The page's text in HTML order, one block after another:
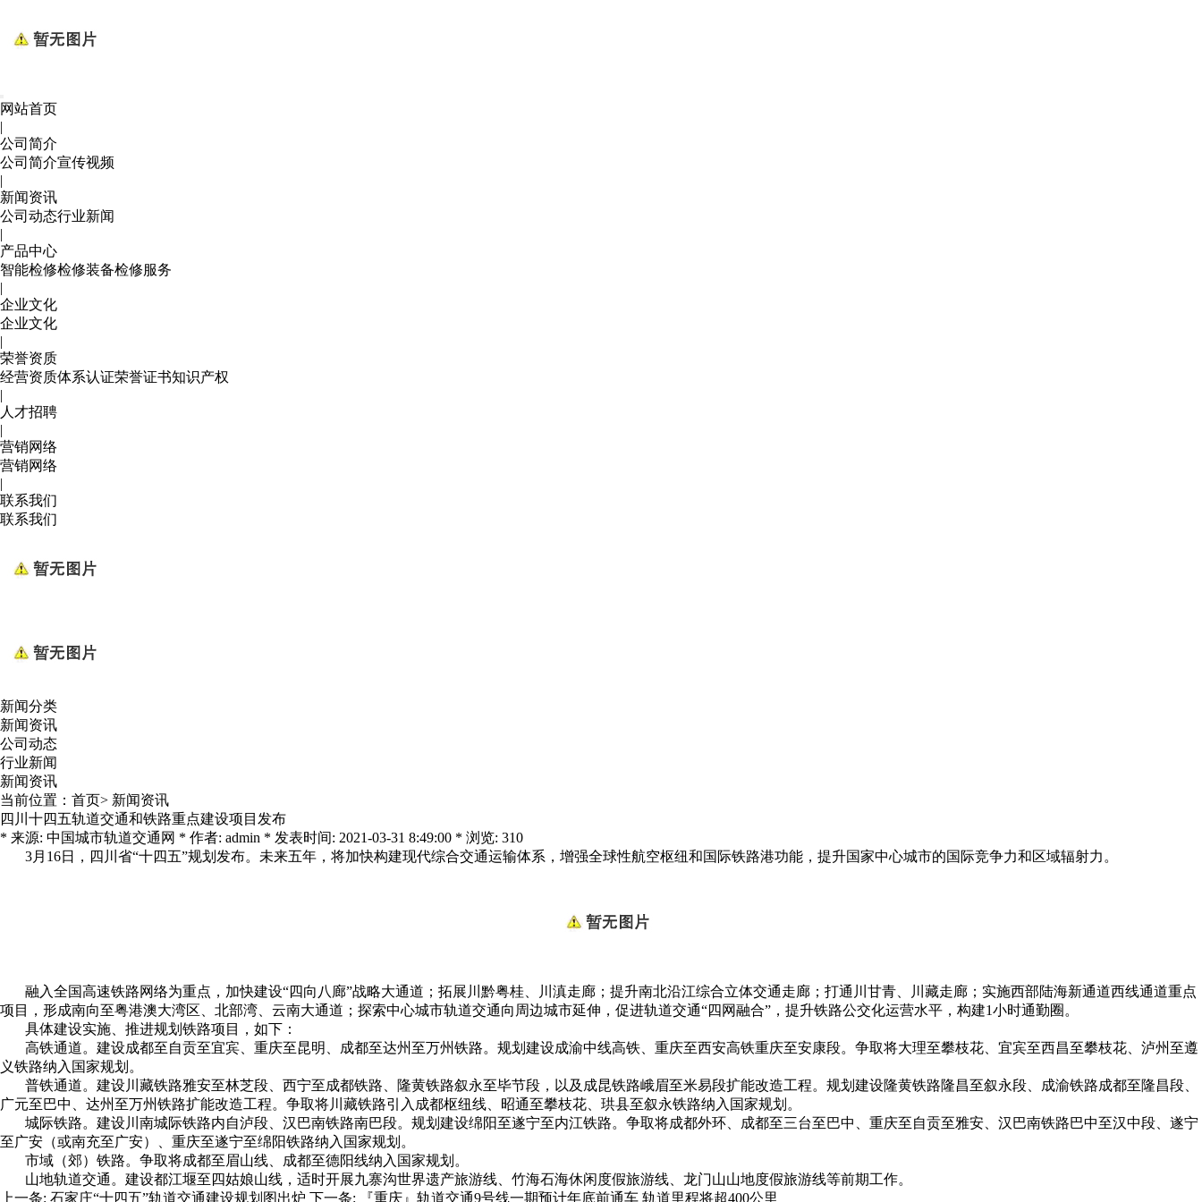
网站首页
|
公司简介
公司简介宣传视频
|
新闻资讯
公司动态行业新闻
|
产品中心
智能检修检修装备检修服务
|
企业文化
企业文化
|
荣誉资质
经营资质体系认证荣誉证书知识产权
|
人才招聘
|
营销网络
营销网络
|
联系我们
联系我们
新闻分类
新闻资讯
公司动态
行业新闻
新闻资讯
当前位置： 首页> 新闻资讯
四川十四五轨道交通和铁路重点建设项目发布
* 来源: 中国城市轨道交通网 * 作者: admin * 发表时间: 2021-03-31 8:49:00 * 浏览: 310
3月16日，四川省“十四五”规划发布。未来五年，将加快构建现代综合交通运输体系，增强全球性航空枢纽和国际铁路港功能，提升国家中心城市的国际竞争力和区域辐射力。
融入全国高速铁路网络为重点，加快建设“四向八廊”战略大通道；拓展川黔粤桂、川滇走廊；提升南北沿江综合立体交通走廊；打通川甘青、川藏走廊；实施西部陆海新通道西线通道重点
项目，形成南向至粤港澳大湾区、北部湾、云南大通道；探索中心城市轨道交通向周边城市延伸，促进轨道交通“四网融合”，提升铁路公交化运营水平，构建1小时通勤圈。
具体建设实施、推进规划铁路项目，如下：
高铁通道。建设成都至自贡至宜宾、重庆至昆明、成都至达州至万州铁路。规划建设成渝中线高铁、重庆至西安高铁重庆至安康段。争取将大理至攀枝花、宜宾至西昌至攀枝花、泸州至遵
义铁路纳入国家规划。
普铁通道。建设川藏铁路雅安至林芝段、西宁至成都铁路、隆黄铁路叙永至毕节段，以及成昆铁路峨眉至米易段扩能改造工程。规划建设隆黄铁路隆昌至叙永段、成渝铁路成都至隆昌段、
广元至巴中、达州至万州铁路扩能改造工程。争取将川藏铁路引入成都枢纽线、昭通至攀枝花、珙县至叙永铁路纳入国家规划。
城际铁路。建设川南城际铁路内自泸段、汉巴南铁路南巴段。规划建设绵阳至遂宁至内江铁路。争取将成都外环、成都至三台至巴中、重庆至自贡至雅安、汉巴南铁路巴中至汉中段、遂宁
至广安（或南充至广安）、重庆至遂宁至绵阳铁路纳入国家规划。
市域（郊）铁路。争取将成都至眉山线、成都至德阳线纳入国家规划。
山地轨道交通。建设都江堰至四姑娘山线，适时开展九寨沟世界遗产旅游线、竹海石海休闲度假旅游线、龙门山山地度假旅游线等前期工作。
上一条: 石家庄“十四五”轨道交通建设规划图出炉 下一条: 『重庆』轨道交通9号线一期预计年底前通车 轨道里程将超400公里